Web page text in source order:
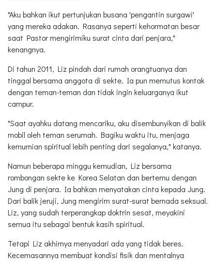
"Aku bahkan ikut pertunjukan busana 'pengantin surgawi'
yang mereka adakan. Rasanya seperti kehormatan besar
saat Pastor mengirimiku surat cinta dari penjara,"
kenangnya.
Di tahun 2011, Liz pindah dari rumah orangtuanya dan
tinggal bersama anggota di sekte. Ia pun memutus kontak
dengan teman-teman dan tidak ingin keluarganya ikut
campur.
"Saat ayahku datang mencariku, aku disembunyikan di balik
mobil oleh teman serumah. Bagiku waktu itu, menjaga
kemurnian spiritual lebih penting dari segalanya," katanya.
Namun beberapa minggu kemudian, Liz bersama
rombongan sekte ke Korea Selatan dan bertemu dengan
Jung di penjara. Ia bahkan menyatakan cinta kepada Jung.
Dari balik jeruji, Jung mengirim surat-surat bernada seksual.
Liz, yang sudah terperangkap doktrin sesat, meyakini
semua itu sebagai bentuk kasih spiritual.
Tetapi Liz akhirnya menyadari ada yang tidak beres.
Kecemasannya membuat kondisi fisik dan mentalnya